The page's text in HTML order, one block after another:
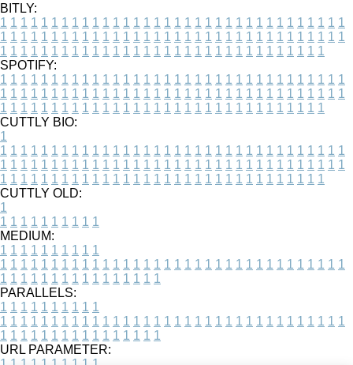
BITLY:
1 1 1 1 1 1 1 1 1 1 1 1 1 1 1 1 1 1 1 1 1 1 1 1 1 1 1 1 1 1 1 1 1 1
1 1 1 1 1 1 1 1 1 1 1 1 1 1 1 1 1 1 1 1 1 1 1 1 1 1 1 1 1 1 1 1 1 1
1 1 1 1 1 1 1 1 1 1 1 1 1 1 1 1 1 1 1 1 1 1 1 1 1 1 1 1 1 1 1 1
SPOTIFY:
1 1 1 1 1 1 1 1 1 1 1 1 1 1 1 1 1 1 1 1 1 1 1 1 1 1 1 1 1 1 1 1 1 1
1 1 1 1 1 1 1 1 1 1 1 1 1 1 1 1 1 1 1 1 1 1 1 1 1 1 1 1 1 1 1 1 1 1
1 1 1 1 1 1 1 1 1 1 1 1 1 1 1 1 1 1 1 1 1 1 1 1 1 1 1 1 1 1 1 1
CUTTLY BIO:
1
1 1 1 1 1 1 1 1 1 1 1 1 1 1 1 1 1 1 1 1 1 1 1 1 1 1 1 1 1 1 1 1 1 1
1 1 1 1 1 1 1 1 1 1 1 1 1 1 1 1 1 1 1 1 1 1 1 1 1 1 1 1 1 1 1 1 1 1
1 1 1 1 1 1 1 1 1 1 1 1 1 1 1 1 1 1 1 1 1 1 1 1 1 1 1 1 1 1 1 1
CUTTLY OLD:
1
1 1 1 1 1 1 1 1 1 1
MEDIUM:
1 1 1 1 1 1 1 1 1 1
1 1 1 1 1 1 1 1 1 1 1 1 1 1 1 1 1 1 1 1 1 1 1 1 1 1 1 1 1 1 1 1 1 1
1 1 1 1 1 1 1 1 1 1 1 1 1 1 1 1
PARALLELS:
1 1 1 1 1 1 1 1 1 1
1 1 1 1 1 1 1 1 1 1 1 1 1 1 1 1 1 1 1 1 1 1 1 1 1 1 1 1 1 1 1 1 1 1
1 1 1 1 1 1 1 1 1 1 1 1 1 1 1 1
URL PARAMETER: